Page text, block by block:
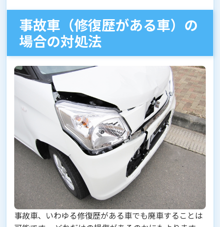
事故車（修復歴がある車）の
場合の対処法
事故車、いわゆる修復歴がある車でも廃車することは